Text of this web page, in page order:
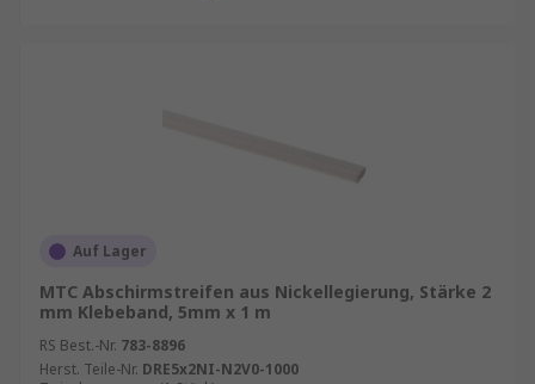
Auf Lager
MTC Abschirmstreifen aus Nickellegierung, Stärke 2
mm Klebeband, 5mm x 1 m
RS Best.-Nr. 783-8896
Herst. Teile-Nr. DRE5x2NI-N2V0-1000